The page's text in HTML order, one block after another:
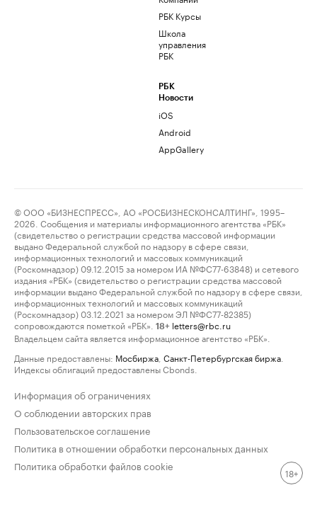
РБК Курсы
Школа
управления
РБК
РБК
Новости
iOS
Android
AppGallery
© ООО «БИЗНЕСПРЕСС», АО «РОСБИЗНЕСКОНСАЛТИНГ», 1995–
2026. Сообщения и материалы информационного агентства «РБК»
(свидетельство о регистрации средства массовой информации
выдано Федеральной службой по надзору в сфере связи,
информационных технологий и массовых коммуникаций
(Роскомнадзор) 09.12.2015 за номером ИА №ФС77-63848) и сетевого
издания «РБК» (свидетельство о регистрации средства массовой
информации выдано Федеральной службой по надзору в сфере связи,
информационных технологий и массовых коммуникаций
(Роскомнадзор) 03.12.2021 за номером ЭЛ №ФС77-82385)
сопровождаются пометкой «РБК».
18+ letters@rbc.ru
Владельцем сайта является информационное агентство «РБК».
Данные предоставлены: Мосбиржа Санкт-Петербургская биржа
Индексы облигаций предоставлены Cbonds.
Информация об ограничениях
О соблюдении авторских прав
Пользовательское соглашение
Политика в отношении обработки персональных данных
Политика обработки файлов cookie
18+